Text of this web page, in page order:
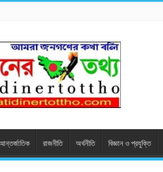
রাজনীতি অর্থনীতি বিজ্ঞান ও প্রযুক্তি